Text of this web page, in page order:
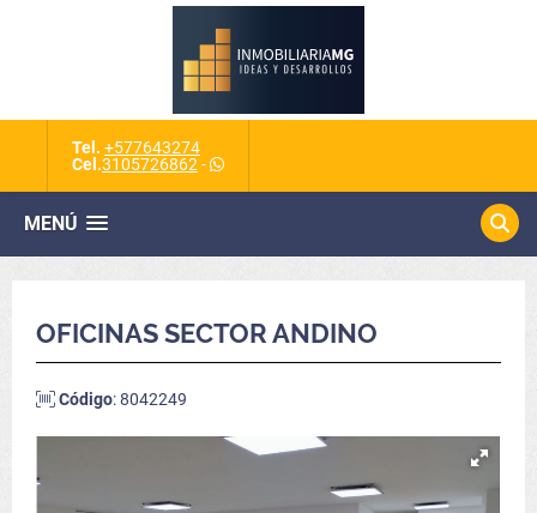
Tel. +577643274
Cel.3105726862 -
MENÚ
OFICINAS SECTOR ANDINO
Código: 8042249